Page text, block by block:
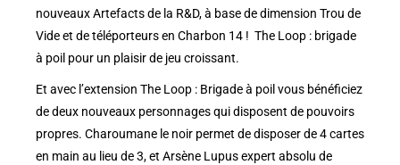
nouveaux Artefacts de la R&D, à base de dimension Trou de
Vide et de téléporteurs en Charbon 14 ! The Loop : brigade
à poil pour un plaisir de jeu croissant.
Et avec l’extension The Loop : Brigade à poil vous bénéficiez
de deux nouveaux personnages qui disposent de pouvoirs
propres. Charoumane le noir permet de disposer de 4 cartes
en main au lieu de 3, et Arsène Lupus expert absolu de